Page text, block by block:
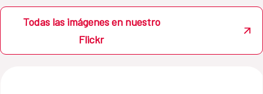
Todas las imágenes en nuestro
Flickr